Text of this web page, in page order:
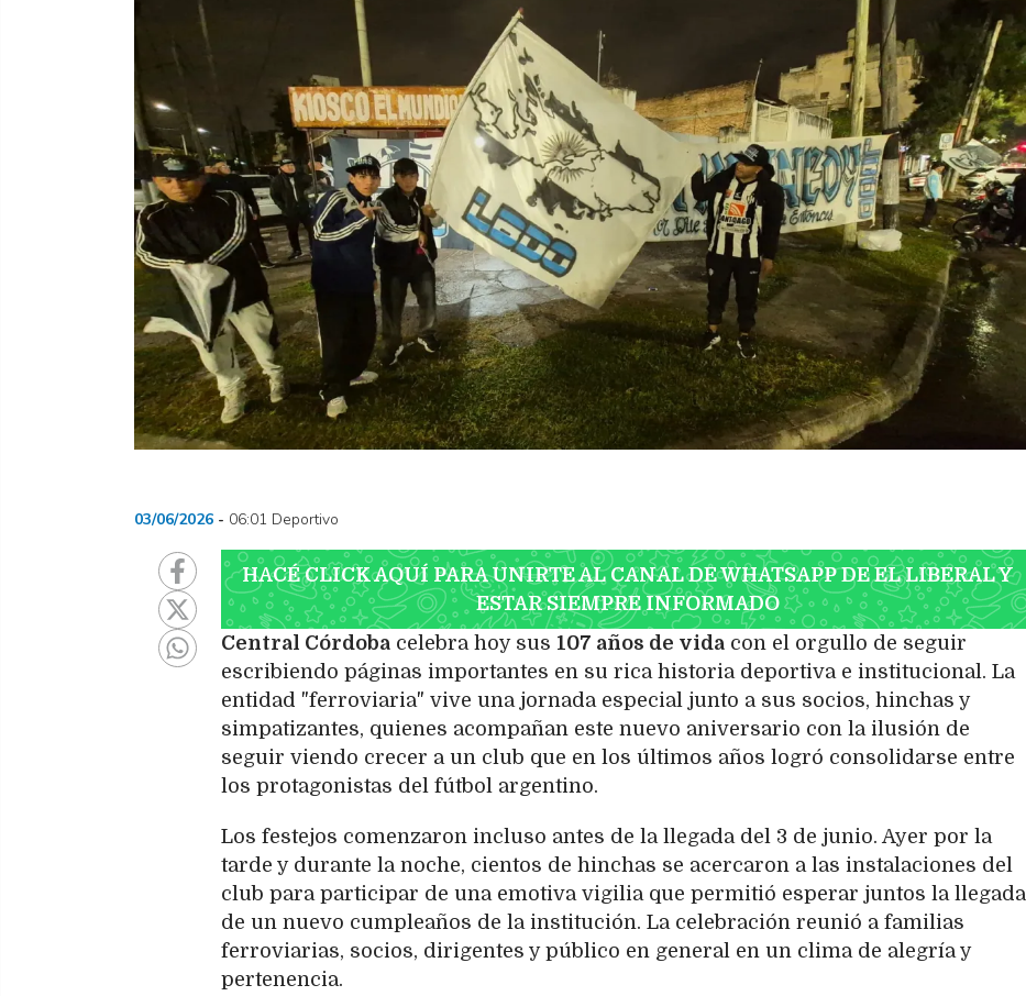
03/06/2026 06:01 Deportivo
HACÉ CLICK AQUÍ PARA UNIRTE AL CANAL DE WHATSAPP DE EL LIBERAL Y
ESTAR SIEMPRE INFORMADO
Central Córdoba celebra hoy sus 107 años de vida con el orgullo de seguir
escribiendo páginas importantes en su rica historia deportiva e institucional. La
entidad "ferroviaria" vive una jornada especial junto a sus socios, hinchas y
simpatizantes, quienes acompañan este nuevo aniversario con la ilusión de
seguir viendo crecer a un club que en los últimos años logró consolidarse entre
los protagonistas del fútbol argentino.
Los festejos comenzaron incluso antes de la llegada del 3 de junio. Ayer por la
tarde y durante la noche, cientos de hinchas se acercaron a las instalaciones del
club para participar de una emotiva vigilia que permitió esperar juntos la llegada
de un nuevo cumpleaños de la institución. La celebración reunió a familias
ferroviarias, socios, dirigentes y público en general en un clima de alegría y
pertenencia.